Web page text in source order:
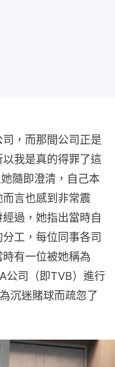
，而那間公司正是
我是真的得罪了這
隨即澄清，自己本
言也感到非常震
過，她指出當時自
工，每位同事各司
有一位被她稱為
公司（即TVB）進行
沉迷賭球而疏忽了